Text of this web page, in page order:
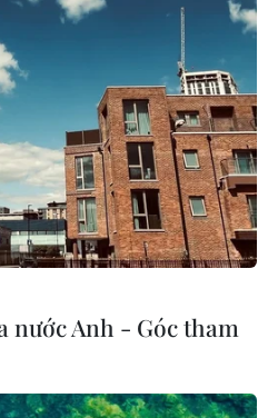
nước Anh - Góc tham